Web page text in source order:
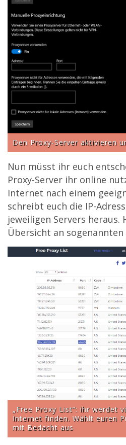
Den Proxy-Server aktivieren
Nun müsst ihr euch
Proxy-Server ihr online
Internet nach einem
schreibt euch die IP-
jeweiligen Servers heraus.
Übersicht an sogenannten
„Free Proxy List“: ihr werdet
Internet finden. Wählt euren
mit Bedacht aus